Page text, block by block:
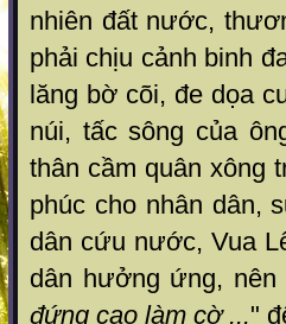
nhiên đất nước,
phải chịu cảnh binh
lăng bờ cõi, đe dọa
núi, tấc sông của
thân cầm quân xông
phúc cho nhân dân,
dân cứu nước, Vua
dân hưởng ứng, nên
đứng cao làm cờ ..."